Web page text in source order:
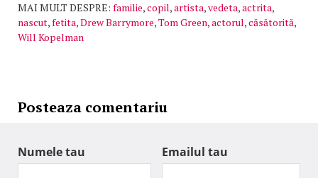
MAI MULT DESPRE: familie,copil,artista,vedeta,actrita,
nascut,fetita,Drew Barrymore,Tom Green,actorul,căsătorită,
Will Kopelman
Posteaza comentariu
Numele tau Emailul tau